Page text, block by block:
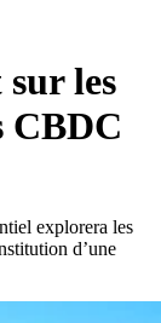
les
CBDC
explorera les
d’une